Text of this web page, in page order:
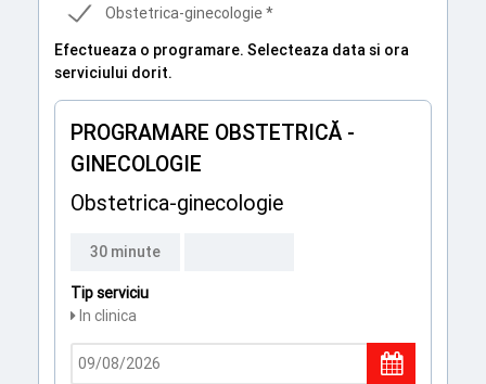
Obstetrica-ginecologie *
Efectueaza o programare. Selecteaza data si ora
serviciului dorit.
PROGRAMARE OBSTETRICĂ -
GINECOLOGIE
Obstetrica-ginecologie
30 minute
Tip serviciu
In clinica